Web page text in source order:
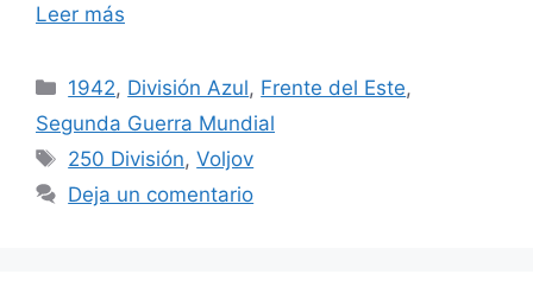
Leer más
Categorías
1942, División Azul, Frente del Este,
Segunda Guerra Mundial
Etiquetas
250 División,Voljov
Deja un comentario